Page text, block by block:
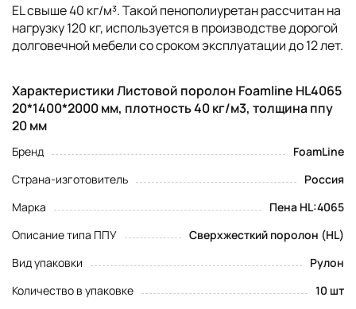
EL свыше 40 кг/м³. Такой пенополиуретан рассчитан на
нагрузку 120 кг, используется в производстве дорогой
долговечной мебели со сроком эксплуатации до 12 лет.
Характеристики Листовой поролон Foamline HL4065
20*1400*2000 мм, плотность 40 кг/м3, толщина ппу
20 мм
Бренд
FoamLine
Страна-изготовитель
Россия
Марка
Пена HL:4065
Описание типа ППУ
Сверхжесткий поролон (HL)
Вид упаковки
Рулон
Количество в упаковке
10 шт